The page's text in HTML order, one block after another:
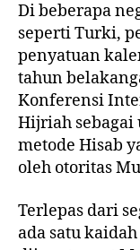
Di beberapa
seperti Turki,
penyatuan
tahun
Konferensi
Hijriah sebagai
metode Hisab
oleh otoritas
Terlepas dari
ada satu